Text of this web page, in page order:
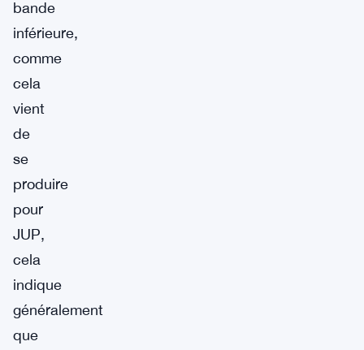
bande
inférieure,
comme
cela
vient
de
se
produire
pour
JUP,
cela
indique
généralement
que